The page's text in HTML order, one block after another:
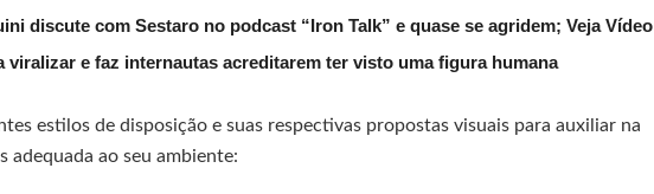
discute com Sestaro no podcast “Iron Talk” e quase se agridem; Veja Vídeo
viralizar e faz internautas acreditarem ter visto uma figura humana
estilos de disposição e suas respectivas propostas visuais para auxiliar na
adequada ao seu ambiente: